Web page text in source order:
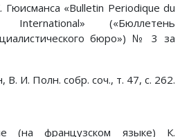
«Bulletin Periodique du
International» («Бюллетень
бюро») № 3 за
В. И. Полн. собр. соч., т. 47, с. 262.
(на французском языке) К.